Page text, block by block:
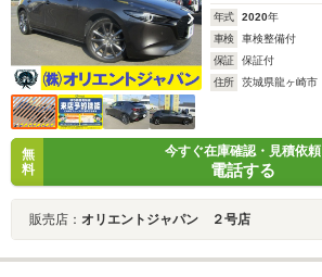
年式 2020年
車検
車検整備付
保証
保証付
住所
茨城県龍ヶ崎市
無
料
今すぐ在庫確認・見積依頼
電話する
販売店： オリエントジャパン ２号店